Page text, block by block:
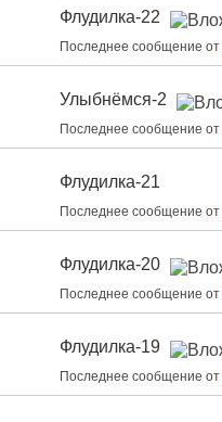
Флудилка-22
Последнее сообщение от
Улыбнёмся-2
Последнее сообщение от
Флудилка-21
Последнее сообщение от
Флудилка-20
Последнее сообщение от
Флудилка-19
Последнее сообщение от